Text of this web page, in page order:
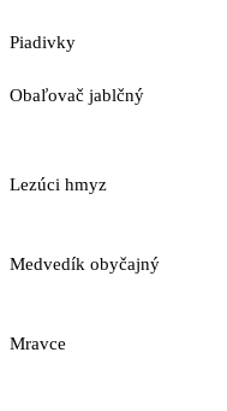
Piadivky
Obaľovač jablčný
Lezúci hmyz
Medvedík obyčajný
Mravce